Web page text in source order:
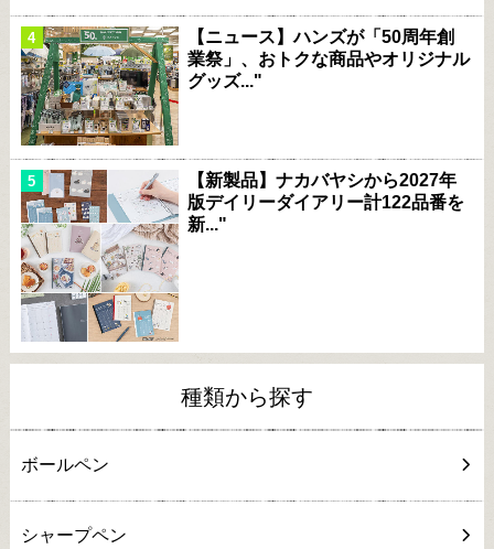
【ニュース】ハンズが「50周年創
業祭」、おトクな商品やオリジナル
グッズ..."
【新製品】ナカバヤシから2027年
版デイリーダイアリー計122品番を
新..."
種類から探す
ボールペン
シャープペン